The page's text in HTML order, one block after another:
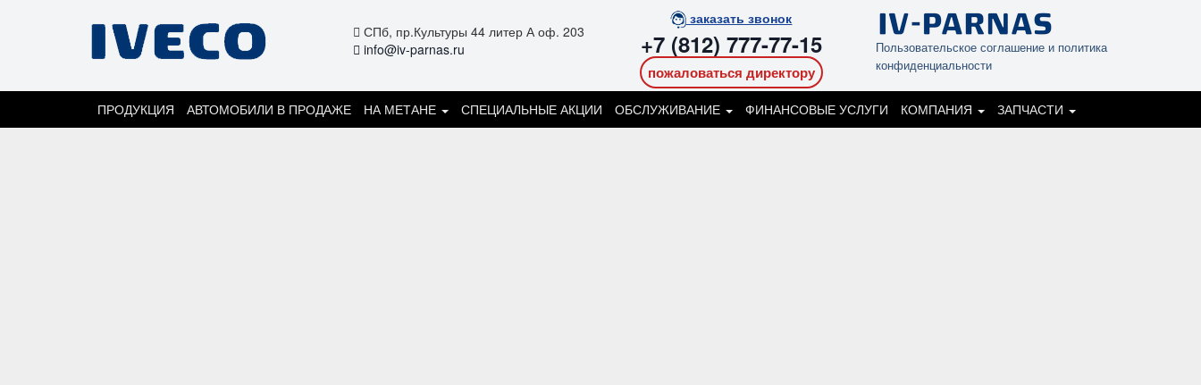
СПб, пр.Культуры 44 литер А оф. 203
info@iv-parnas.ru
заказать звонок
+7 (812) 777-77-15
пожаловаться директору
Пользовательское соглашение и политика
конфиденциальности
ПРОДУКЦИЯ АВТОМОБИЛИ В ПРОДАЖЕ НА МЕТАНЕ СПЕЦИАЛЬНЫЕ АКЦИИ ОБСЛУЖИВАНИЕ ФИНАНСОВЫЕ УСЛУГИ КОМПАНИЯ ЗАПЧАСТИ